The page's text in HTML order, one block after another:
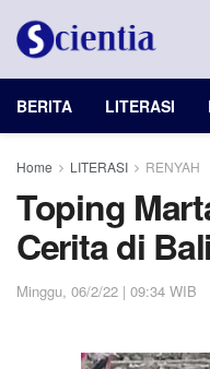
BERITA LITERASI
Home LITERASI RENYAH
Toping
Cerita di
Minggu, 06/2/22 | 09:34 WIB